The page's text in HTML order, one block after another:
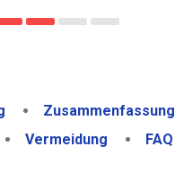
Zusammenfassung
Vermeidung FAQ